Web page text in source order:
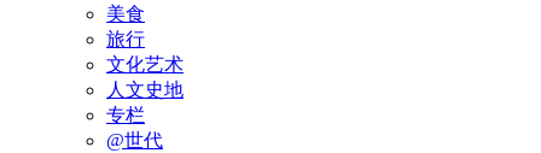
美食
旅行
文化艺术
人文史地
专栏
@世代